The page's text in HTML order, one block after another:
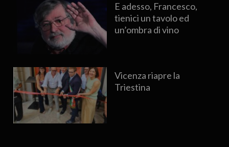
E adesso, Francesco,
tienici un tavolo ed
un’ombra di vino
Vicenza riapre la
Triestina